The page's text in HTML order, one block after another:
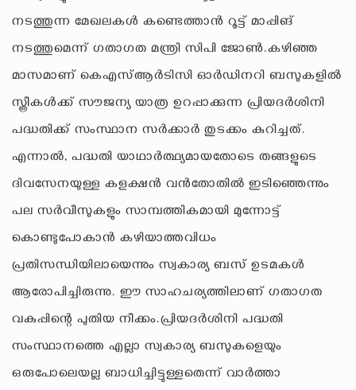
നടത്തുന്ന മേഖലകൾ കണ്ടെത്താൻ റൂട്ട് മാപ്പിങ്
നടത്തുമെന്ന് ഗതാഗത മന്ത്രി സിപി ജോൺ.കഴിഞ്ഞ
മാസമാണ് കെഎസ്ആർടിസി ഓർഡിനറി ബസുകളിൽ
സ്ത്രീകൾക്ക് സൗജന്യ യാത്ര ഉറപ്പാക്കുന്ന പ്രിയദർശിനി
പദ്ധതിക്ക് സംസ്ഥാന സർക്കാർ തുടക്കം കുറിച്ചത്.
എന്നാൽ, പദ്ധതി യാഥാർത്ഥ്യമായതോടെ തങ്ങളുടെ
ദിവസേനയുള്ള കളക്ഷൻ വൻതോതിൽ ഇടിഞ്ഞെന്നും
പല സർവീസുകളും സാമ്പത്തികമായി മുന്നോട്ട്
കൊണ്ടുപോകാൻ കഴിയാത്തവിധം
പ്രതിസന്ധിയിലായെന്നും സ്വകാര്യ ബസ് ഉടമകൾ
ആരോപിച്ചിരുന്നു. ഈ സാഹചര്യത്തിലാണ് ഗതാഗത
വകുപ്പിന്റെ പുതിയ നീക്കം.പ്രിയദർശിനി പദ്ധതി
സംസ്ഥാനത്തെ എല്ലാ സ്വകാര്യ ബസുകളെയും
ഒരുപോലെയല്ല ബാധിച്ചിട്ടുള്ളതെന്ന് വാർത്താ